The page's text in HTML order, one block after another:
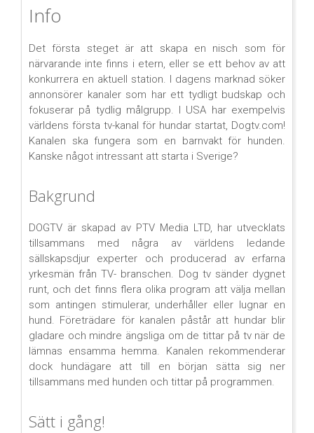
Info
Det första steget är att skapa en nisch som för
närvarande inte finns i etern, eller se ett behov av att
konkurrera en aktuell station. I dagens marknad söker
annonsörer kanaler som har ett tydligt budskap och
fokuserar på tydlig målgrupp. I USA har exempelvis
världens första tv-kanal för hundar startat, Dogtv.com!
Kanalen ska fungera som en barnvakt för hunden.
Kanske något intressant att starta i Sverige?
Bakgrund
DOGTV är skapad av PTV Media LTD, har utvecklats
tillsammans med några av världens ledande
sällskapsdjur experter och producerad av erfarna
yrkesmän från TV- branschen. Dog tv sänder dygnet
runt, och det finns flera olika program att välja mellan
som antingen stimulerar, underhåller eller lugnar en
hund. Företrädare för kanalen påstår att hundar blir
gladare och mindre ängsliga om de tittar på tv när de
lämnas ensamma hemma. Kanalen rekommenderar
dock hundägare att till en början sätta sig ner
tillsammans med hunden och tittar på programmen.
Sätt i gång!